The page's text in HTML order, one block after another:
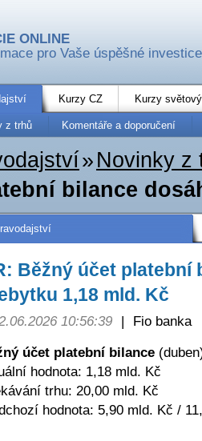
ONLINE
pro Vaše úspěšné investice
Kurzy CZ Kurzy
z trhů Komentáře a doporučení
» Novinky z
bilance
Běžný účet platební
1,18 mld. Kč
10:56:39 |
Fio banka
účet platební bilance
hodnota: 1,18 mld. Kč
trhu: 20,00 mld. Kč
hodnota: 5,90 mld. Kč /